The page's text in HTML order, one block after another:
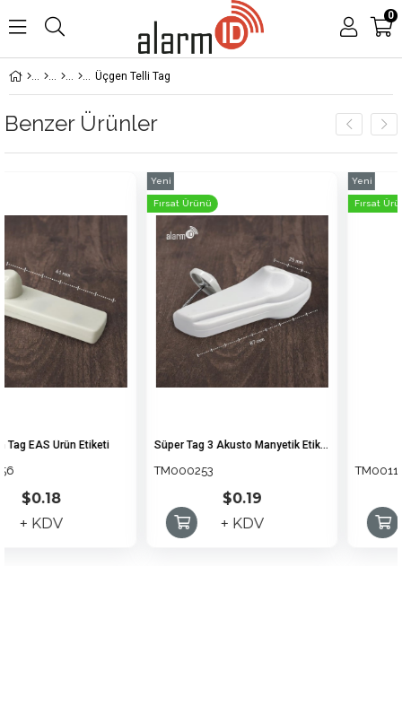
0
Üçgen Telli Tag
Benzer Ürünler
Etiketi Süper Tag 3 Akusto Manyetik Etiket (Elbise Alarmı)
+ KDV
+ KDV